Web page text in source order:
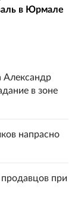
в Юрмале
Александр
в зоне
напрасно
при